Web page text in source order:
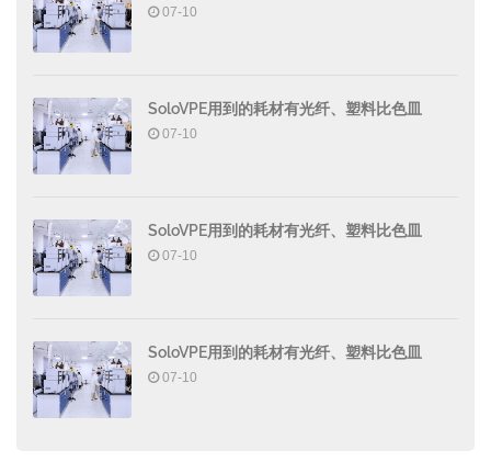
07-10
SoloVPE用到的耗材有光纤、塑料比色皿
07-10
SoloVPE用到的耗材有光纤、塑料比色皿
07-10
SoloVPE用到的耗材有光纤、塑料比色皿
07-10